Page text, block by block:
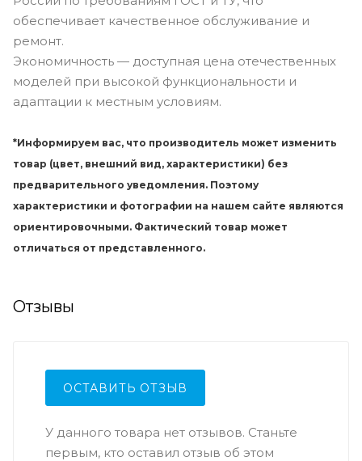
обеспечивает качественное обслуживание и
ремонт.
Экономичность — доступная цена отечественных
моделей при высокой функциональности и
адаптации к местным условиям.
*Информируем вас, что производитель может изменить
товар (цвет, внешний вид, характеристики) без
предварительного уведомления. Поэтому
характеристики и фотографии на нашем сайте являются
ориентировочными. Фактический товар может
отличаться от представленного.
Отзывы
ОСТАВИТЬ ОТЗЫВ
У данного товара нет отзывов. Станьте
первым, кто оставил отзыв об этом